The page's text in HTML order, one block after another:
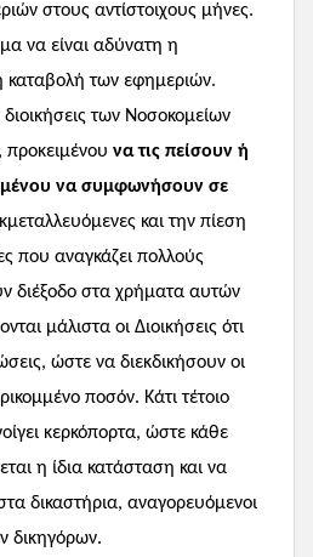
στους αντίστοιχους μήνες.
να είναι αδύνατη η
καταβολή των εφημεριών.
των Νοσοκομείων
προκειμένου να τις πείσουν ή
να συμφωνήσουν σε
και την πίεση
που αναγκάζει πολλούς
διέξοδο στα χρήματα αυτών
μάλιστα οι Διοικήσεις ότι
ώστε να διεκδικήσουν οι
ποσόν. Κάτι τέτοιο
κερκόπορτα, ώστε κάθε
η ίδια κατάσταση και να
δικαστήρια, αναγορευόμενοι
δικηγόρων.